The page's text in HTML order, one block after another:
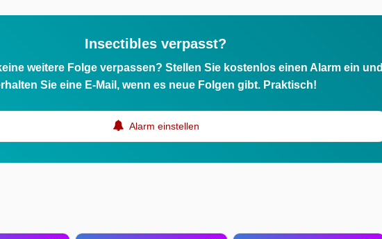
Insectibles verpasst?
weitere Folge verpassen? Stellen Sie kostenlos einen Alarm ein und
Sie eine E-Mail, wenn es neue Folgen gibt. Praktisch!
Alarm einstellen